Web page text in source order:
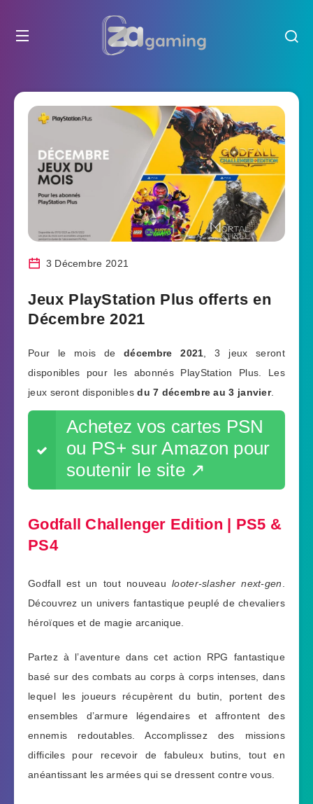
3 Décembre 2021
Jeux PlayStation Plus offerts en
Décembre 2021
Pour le mois dedécembre 2021 , 3 jeux seront
disponibles pour les abonnés PlayStation Plus. Les
jeux seront disponiblesdu 7 décembre au 3 janvier.
Achetez vos cartes PSN
ou PS+ sur Amazon pour
soutenir le site ↗️
Godfall Challenger Edition | PS5 &
PS4
Godfall est un tout nouveaulooter-slasher next-gen.
Découvrez un univers fantastique peuplé de chevaliers
héroïques et de magie arcanique.
Partez à l’aventure dans cet action RPG fantastique
basé sur des combats au corps à corps intenses, dans
lequel les joueurs récupèrent du butin, portent des
ensembles d’armure légendaires et affrontent des
ennemis redoutables. Accomplissez des missions
difficiles pour recevoir de fabuleux butins, tout en
anéantissant les armées qui se dressent contre vous.